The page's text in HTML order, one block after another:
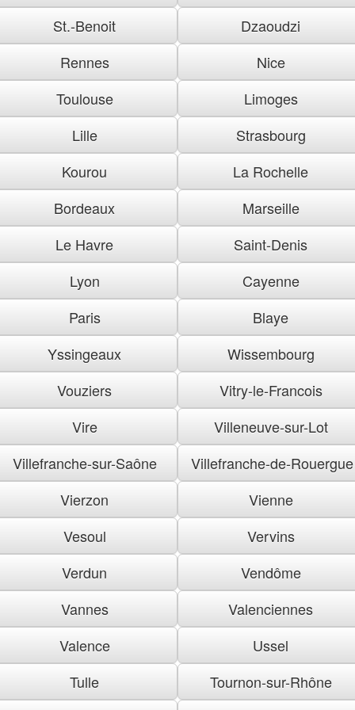
St.-Benoit
Dzaoudzi
Rennes
Nice
Toulouse
Limoges
Lille
Strasbourg
Kourou
La Rochelle
Bordeaux
Marseille
Le Havre
Saint-Denis
Lyon
Cayenne
Paris
Blaye
Yssingeaux
Wissembourg
Vouziers
Vitry-le-Francois
Vire
Villeneuve-sur-Lot
Villefranche-sur-Saône
Villefranche-de-Rouergue
Vierzon
Vienne
Vesoul
Vervins
Verdun
Vendôme
Vannes
Valenciennes
Valence
Ussel
Tulle
Tournon-sur-Rhône